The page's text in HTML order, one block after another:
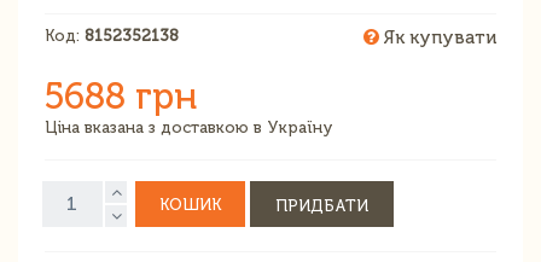
Код: 8152352138 Як купувати
5688 грн
Ціна вказана з доставкою в Україну
КОШИК ПРИДБАТИ